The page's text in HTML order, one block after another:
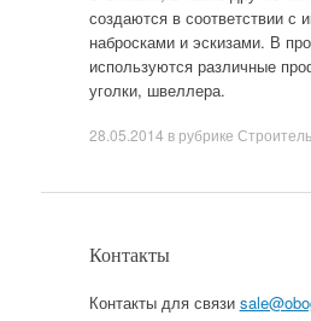
создаются в соответствии с
набросками и эскизами. В
используются различные
уголки, швеллера.
28.05.2014 в рубрике
Контакты
Контакты для связи